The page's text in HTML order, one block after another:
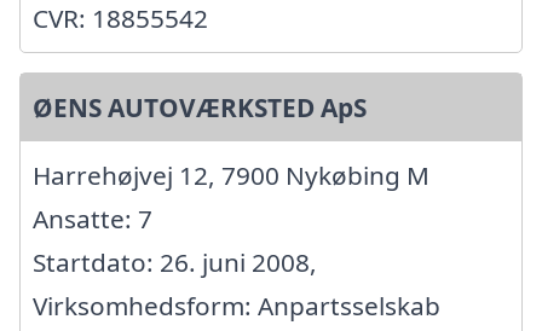
CVR: 18855542
ØENS AUTOVÆRKSTED ApS
Harrehøjvej 12, 7900 Nykøbing M
Ansatte: 7
Startdato: 26. juni 2008,
Virksomhedsform: Anpartsselskab